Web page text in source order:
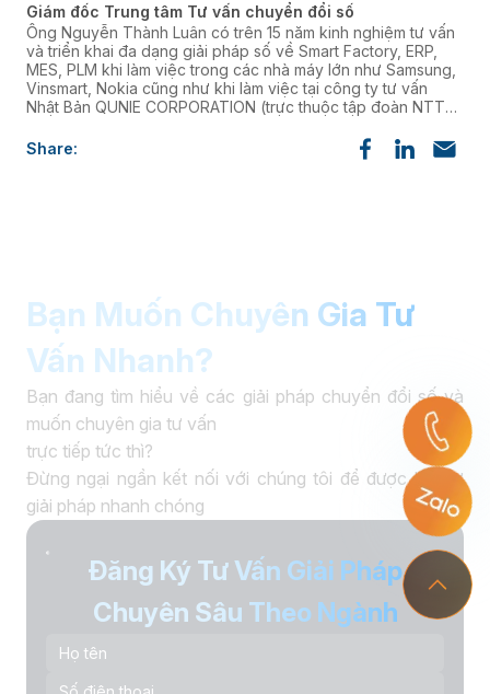
Giám đốc Trung tâm Tư vấn chuyển đổi số
Ông Nguyễn Thành Luân có trên 15 năm kinh nghiệm tư vấn
và triển khai đa dạng giải pháp số về Smart Factory, ERP,
MES, PLM khi làm việc trong các nhà máy lớn như Samsung,
Vinsmart, Nokia cũng như khi làm việc tại công ty tư vấn
Nhật Bản QUNIE CORPORATION (trực thuộc tập đoàn NTT
chuyển đổi số ITG DX, ông đã hỗ trợ nhiều doanh nghiệp
Share:
Bạn Muốn Chuyên Gia Tư
Vấn Nhanh?
Bạn đang tìm hiểu về các giải pháp chuyển đổi số và
muốn chuyên gia tư vấn
trực tiếp tức thì?
Đừng ngại ngần kết nối với chúng tôi để được hỗ trợ
giải pháp nhanh chóng
Đăng Ký Tư Vấn Giải Pháp
Chuyên Sâu Theo Ngành